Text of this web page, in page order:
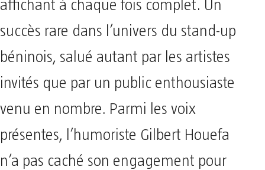
affichant à chaque fois complet. Un
succès rare dans l’univers du stand-up
béninois, salué autant par les artistes
invités que par un public enthousiaste
venu en nombre. Parmi les voix
présentes, l’humoriste Gilbert Houefa
n’a pas caché son engagement pour